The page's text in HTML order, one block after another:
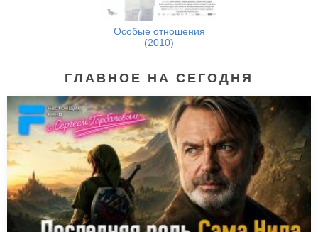
Особые отношения
(2010)
ГЛАВНОЕ НА СЕГОДНЯ